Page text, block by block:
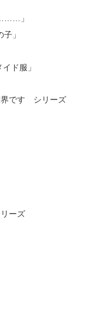
」
」
ド服」
界です シリーズ
ーズ